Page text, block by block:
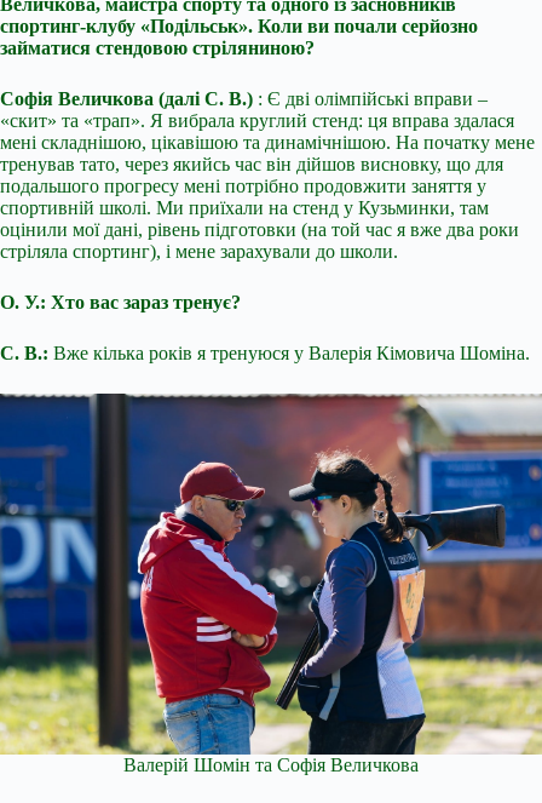
спортинг-клубу «Подільськ». Коли ви почали серйозно
займатися стендовою стріляниною?
Софія Величкова (далі С. В.) : Є дві олімпійські вправи –
«скит» та «трап». Я вибрала круглий стенд: ця вправа здалася
мені складнішою, цікавішою та динамічнішою. На початку мене
тренував тато, через якийсь час він дійшов висновку, що для
подальшого прогресу мені потрібно продовжити заняття у
спортивній школі. Ми приїхали на стенд у Кузьминки, там
оцінили мої дані, рівень підготовки (на той час я вже два роки
стріляла спортинг), і мене зарахували до школи.
О. У.: Хто вас зараз тренує?
С. В.: Вже кілька років я тренуюся у Валерія Кімовича Шоміна.
Валерій Шомін та Софія Величкова